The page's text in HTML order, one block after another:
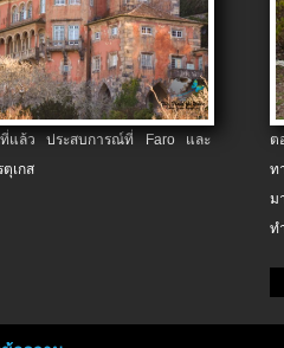
ที่แล้ว ประสบการณ์ที่ Faro และ
เกส
ต
ท
ม
ท